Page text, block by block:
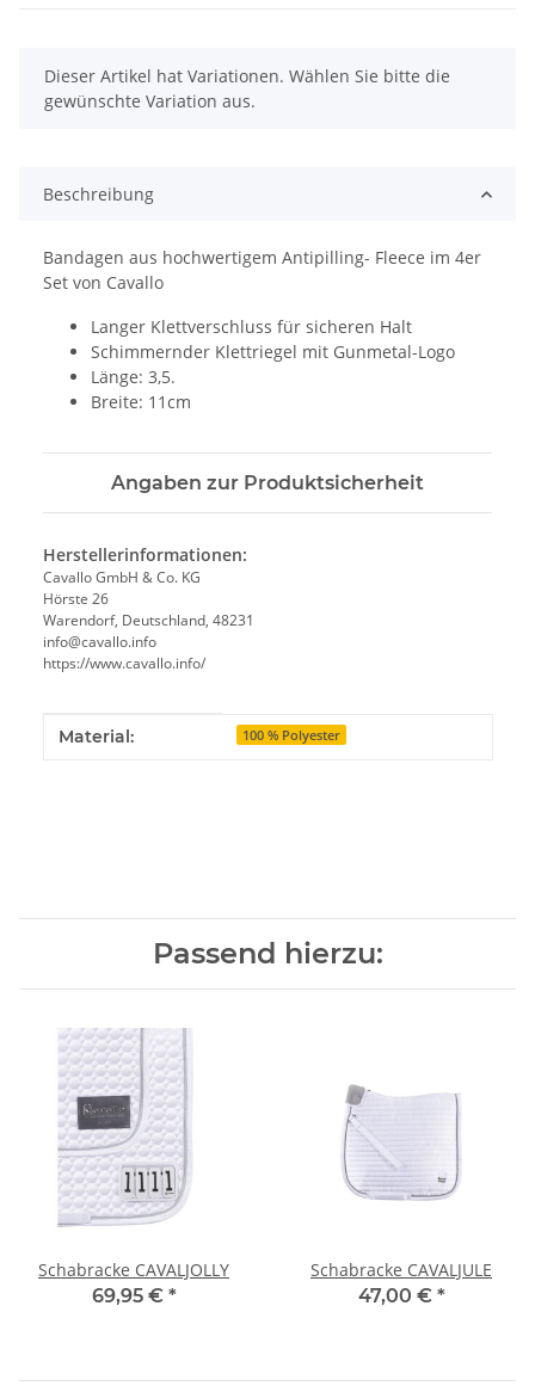
x
Dieser Artikel hat Variationen. Wählen Sie bitte die
gewünschte Variation aus.
Beschreibung
Bandagen aus hochwertigem Antipilling- Fleece im 4er
Set von Cavallo
Langer Klettverschluss für sicheren Halt
Schimmernder Klettriegel mit Gunmetal-Logo
Länge: 3,5.
Breite: 11cm
Angaben zur Produktsicherheit
Herstellerinformationen:
Cavallo GmbH & Co. KG
Hörste 26
Warendorf, Deutschland, 48231
info@cavallo.info
https://www.cavallo.info/
Produkteigenschaft
Wert
Material: 100 % Polyester
Passend hierzu:
Schabracke CAVALJOLLY
69,95 € *
Schabracke CAVALJULE
47,00 € *